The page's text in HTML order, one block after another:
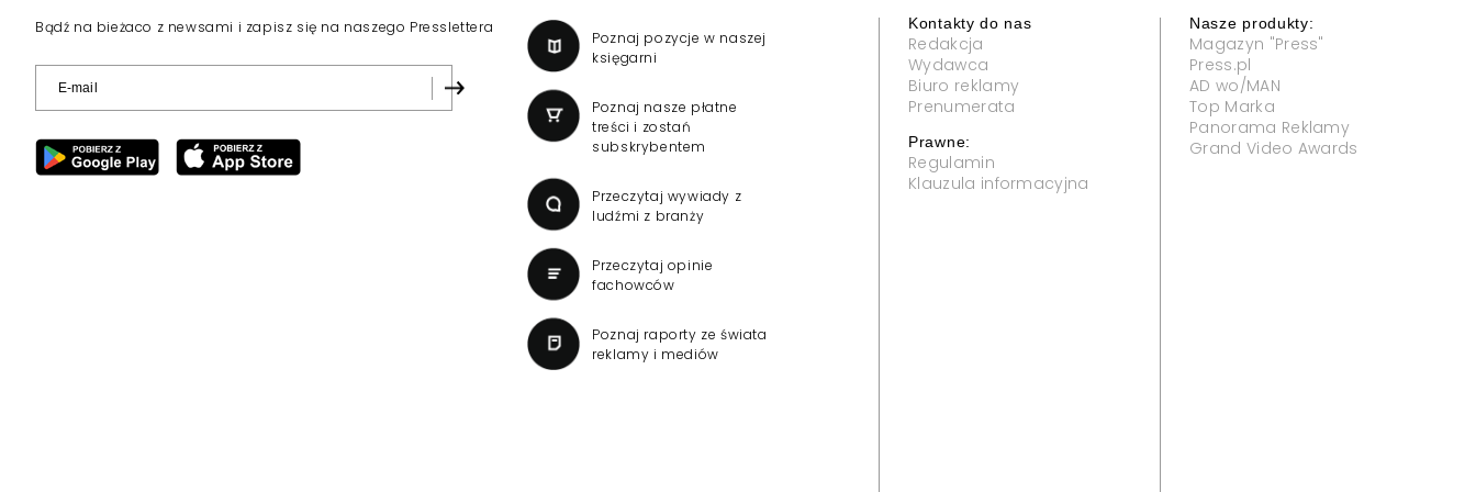
Bądź na bieżaco z newsami i zapisz się na naszego Presslettera
Poznaj pozycje w naszej
księgarni
Poznaj nasze płatne
treści i zostań
subskrybentem
Przeczytaj wywiady z
ludźmi z branży
Przeczytaj opinie
fachowców
Poznaj raporty ze świata
reklamy i mediów
Kontakty do nas
Redakcja
Wydawca
Biuro reklamy
Prenumerata
Prawne:
Regulamin
Klauzula informacyjna
Nasze produkty:
Magazyn "Press"
Press.pl
AD wo/MAN
Top Marka
Panorama Reklamy
Grand Video Awards